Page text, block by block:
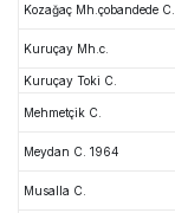
Kozağaç Mh.çobandede C.
Kuruçay Mh.c.
Kuruçay Toki C.
Mehmetçik C.
Meydan C. 1964
Musalla C.